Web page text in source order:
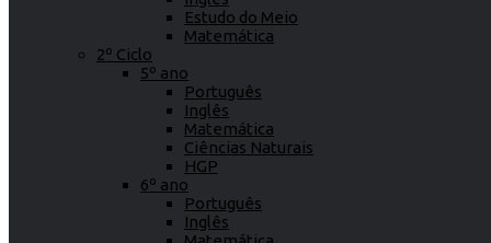
Estudo do Meio
Matemática
2º Ciclo
5º ano
Português
Inglês
Matemática
Ciências Naturais
HGP
6º ano
Português
Inglês